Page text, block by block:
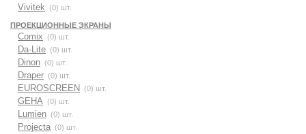
Vivitek (0) шт.
ПРОЕКЦИОННЫЕ ЭКРАНЫ
Comix (0) шт.
Da-Lite (0) шт.
Dinon (0) шт.
Draper (0) шт.
EUROSCREEN (0) шт.
GEHA (0) шт.
Lumien (0) шт.
Projecta (0) шт.